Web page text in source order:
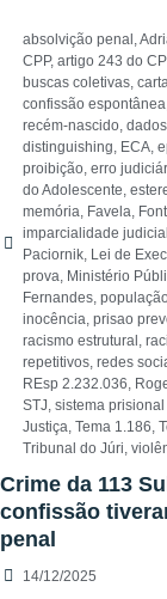
absolvição penal ,
CPP, artigo 243 do
buscas coletivas,
confissão espontânea
recém-nascido,
distinguishing, ECA,
proibição, erro
do Adolescente,
memória, Favela,
imparcialidade judicial
Paciornik, Lei de
prova, Ministério
Fernandes,
inocência, prisao
racismo estrutural ,
repetitivos, redes
REsp 2.232.036,
STJ, sistema
Justiça, Tema 1.186,
Tribunal do Júri,
Crime da 113
confissão
penal
14/12/2025